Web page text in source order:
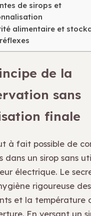
de sirops et
alimentaire et
de la
sans
finale
à fait possible de
dans un sirop sans
électrique. Le
rigoureuse des
et la température
En versant un